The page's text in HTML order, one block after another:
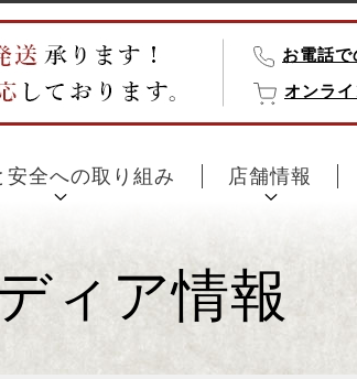
お電話で
オンラ
安全への取り組み 店舗情報
ィア情報